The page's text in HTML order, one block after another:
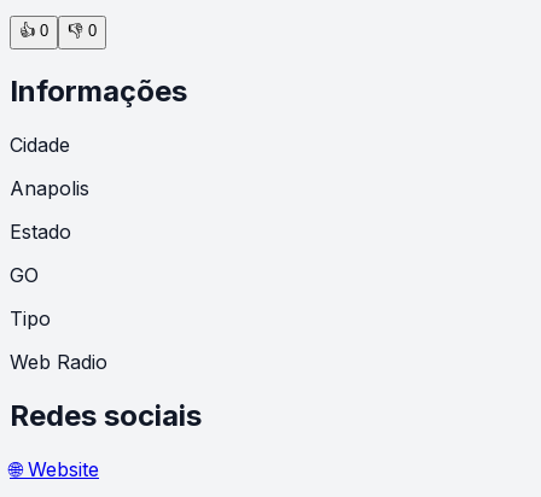
👍 0 👎 0
Informações
Cidade
Anapolis
Estado
GO
Tipo
Web Radio
Redes sociais
🌐 Website